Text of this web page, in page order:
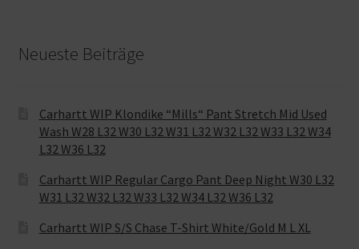
Neueste Beiträge
Carhartt WIP Klondike “Mills“ Pant Stretch Mid Used
Wash W28 L32 W30 L32 W31 L32 W32 L32 W33 L32 W34
L32 W36 L32
Carhartt WIP Regular Cargo Pant Deep Night W30 L32
W31 L32 W32 L32 W33 L32 W34 L32 W36 L32
Carhartt WIP S/S Chase T-Shirt White/Gold M L XL